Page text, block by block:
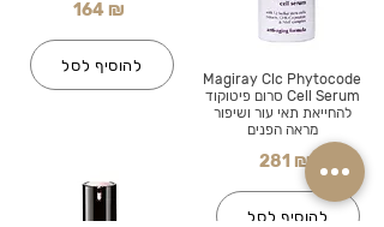
164 ₪
להוסיף לסל
Magiray Clc Phytocode
Cell Serum סרום פיטוקוד
להחייאת תאי עור ושיפור
מראה הפנים
281 ₪
להוסיף לסל